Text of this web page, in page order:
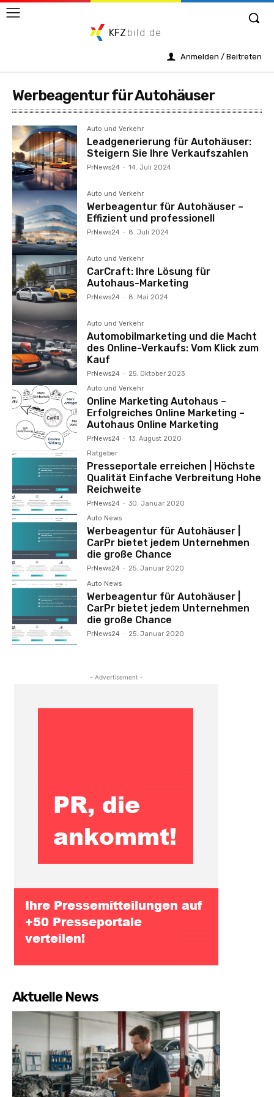
KFZ bild.de
Anmelden / Beitreten
Werbeagentur für Autohäuser
Auto und Verkehr
Leadgenerierung für Autohäuser:
Steigern Sie Ihre Verkaufszahlen
PrNews24 - 14. Juli 2024
Auto und Verkehr
Werbeagentur für Autohäuser –
Effizient und professionell
PrNews24 - 8. Juli 2024
Auto und Verkehr
CarCraft: Ihre Lösung für
Autohaus-Marketing
PrNews24 - 8. Mai 2024
Auto und Verkehr
Automobilmarketing und die Macht
des Online-Verkaufs: Vom Klick zum
Kauf
PrNews24 - 25. Oktober 2023
Auto und Verkehr
Online Marketing Autohaus –
Erfolgreiches Online Marketing –
Autohaus Online Marketing
PrNews24 - 13. August 2020
Ratgeber
Presseportale erreichen | Höchste
Qualität Einfache Verbreitung Hohe
Reichweite
PrNews24 - 30. Januar 2020
Auto News
Werbeagentur für Autohäuser |
CarPr bietet jedem Unternehmen
die große Chance
PrNews24 - 25. Januar 2020
Auto News
Werbeagentur für Autohäuser |
CarPr bietet jedem Unternehmen
die große Chance
PrNews24 - 25. Januar 2020
- Advertisement -
Aktuelle News